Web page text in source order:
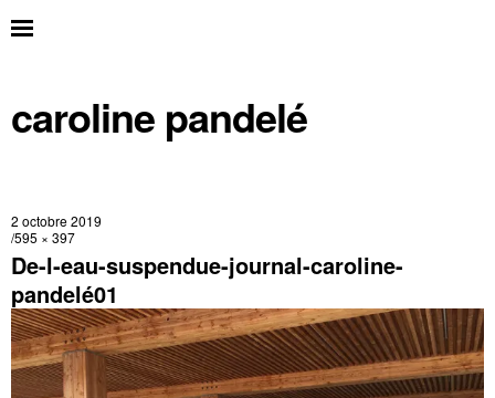
caroline pandelé
2 octobre 2019
595 × 397
De-l-eau-suspendue-journal-caroline-
pandelé01